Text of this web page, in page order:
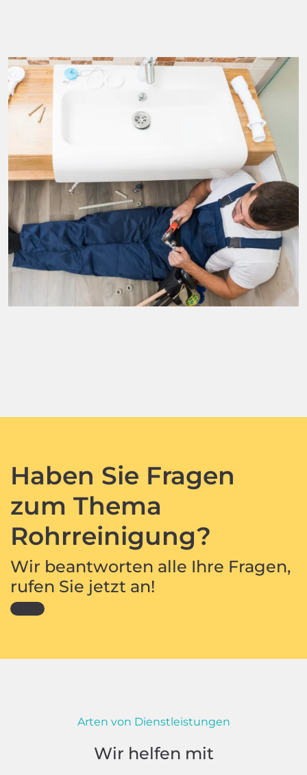
Haben Sie Fragen
zum Thema
Rohrreinigung?
Wir beantworten alle Ihre Fragen,
rufen Sie jetzt an!
Arten von Dienstleistungen
Wir helfen mit